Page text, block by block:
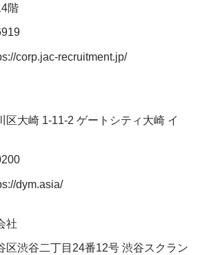
階
corp.jac-recruitment.jp/
区大崎 1-11-2 ゲートシティ大崎 イ
dym.asia/
社
区渋谷二丁目24番12号 渋谷スクラン